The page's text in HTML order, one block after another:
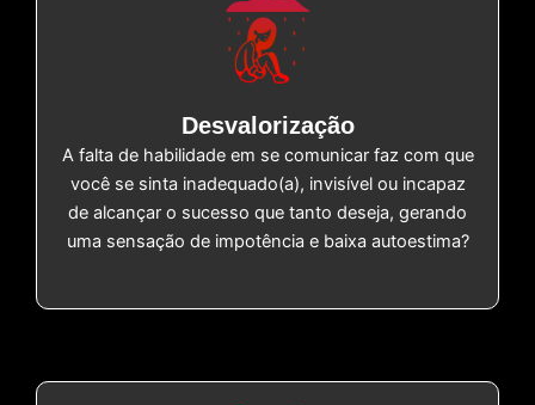
Desvalorização
A falta de habilidade em se comunicar faz com que
você se sinta inadequado(a), invisível ou incapaz
de alcançar o sucesso que tanto deseja, gerando
uma sensação de impotência e baixa autoestima?